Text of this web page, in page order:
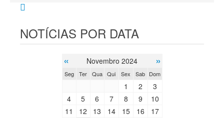
NOTÍCIAS POR DATA
« Novembro 2024 »
Seg Ter Qua Qui Sex Sab Dom
1 2
3
4
5 6 7 8 9
10
11
12 13 14 15 16
17